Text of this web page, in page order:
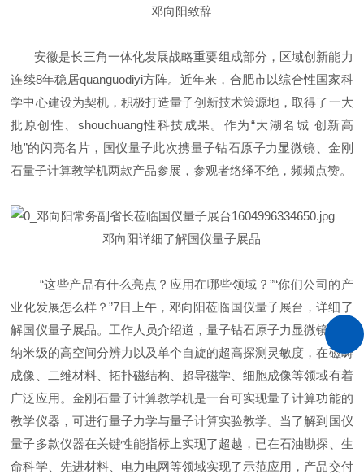
邓向阳致辞
安徽是长三角一体化发展战略重要组成部分，区域创新能力
连续8年稳居quanguodiyi方阵。近年来，合肥市以综合性国家科
学中心建设为契机，积极打造量子创新技术策源地，取得了一大
批原创性、shouchuang性科技成果。作为“大湖名城 创新高
地”的闪亮名片，国仪量子此次携量子钻石原子力显微镜、金刚
石量子计算教学机两款产品参展，参观者络绎不绝，频频点赞。
邓向阳详细了解国仪量子展品
“这些产品有什么亮点？应用在哪些领域？”“你们公司的产
业化发展怎么样？”7日上午，邓向阳莅临国仪量子展台，详细了
解国仪量子展品。工作人员介绍道，量子钻石原子力显微镜具有
纳米级的高空间分辨力以及单个自旋的超高探测灵敏度，在磁畴
成像、二维材料、拓扑磁结构、超导磁学、细胞成像等领域有着
广泛应用。金刚石量子计算教学机是一台可实现量子计算功能的
教学仪器，可进行量子力学与量子计算实验教学。当了解到国仪
量子多款仪器在关键性能指标上实现了超越，已在石油勘探、生
命科学、先进材料、电力电网等领域实现了示范应用，产品交付